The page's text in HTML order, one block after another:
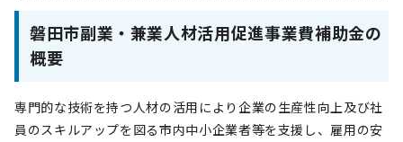
磐田市副業・兼業人材活用促進事業費補助金の
概要
専門的な技術を持つ人材の活用により企業の生産性向上及び社
員のスキルアップを図る市内中小企業者等を支援し、雇用の安